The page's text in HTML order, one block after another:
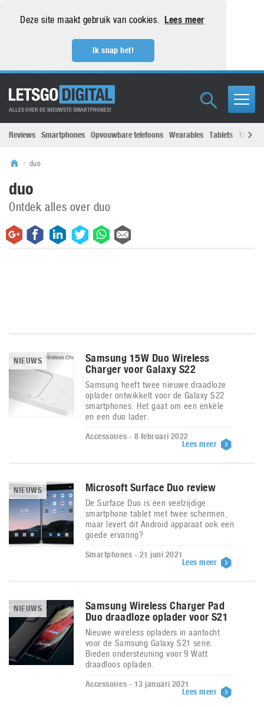
Deze site maakt gebruik van cookies. Lees meer
Ik snap het!
ALLES OVER DE NIEUWSTE SMARTPHONES!
Reviews Smartphones Opvouwbare telefoons Wearables Tablets
duo
duo
Ontdek alles over duo
NIEUWS
Samsung 15W Duo Wireless
Charger voor Galaxy S22
Samsung heeft twee nieuwe draadloze
oplader ontwikkelt voor de Galaxy S22
smartphones. Het gaat om een enkele
en een duo lader.
Accessoires - 8 februari 2022
Lees meer
NIEUWS Microsoft Surface Duo review
De Surface Duo is een veelzijdige
smartphone tablet met twee schermen,
maar levert dit Android apparaat ook een
goede ervaring?
Smartphones - 21 juni 2021
Lees meer
NIEUWS
Samsung Wireless Charger Pad
Duo draadloze oplader voor S21
Nieuwe wireless opladers in aantocht
voor de Samsung Galaxy S21 serie.
Bieden ondersteuning voor 9 Watt
draadloos opladen.
Accessoires - 13 januari 2021
Lees meer